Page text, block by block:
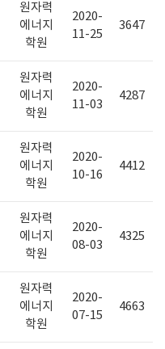
원자력
에너지
학원
2020-
11-25
3647
원자력
에너지
학원
2020-
11-03
4287
원자력
에너지
학원
2020-
10-16
4412
원자력
에너지
학원
2020-
08-03
4325
원자력
에너지
학원
2020-
07-15
4663